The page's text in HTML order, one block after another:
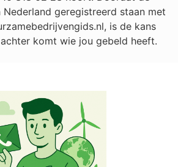
geregistreerd staan met
is de kans
komt wie jou gebeld heeft.